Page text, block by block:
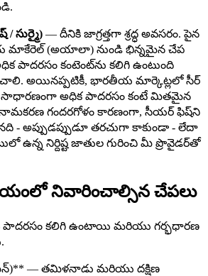
/ సుర్మై) — దీనికి జాగ్రత్తగా శ్రద్ధ అవసరం. పైన
మాకేరెల్ (అయాలా) నుండి భిన్నమైన చేప
పాదరసం కంటెంట్‌ను కలిగి ఉంటుంది
అయినప్పటికీ, భారతీయ మార్కెట్లలో సీర్
సాధారణంగా అధిక పాదరసం కంటే మితమైన
నామకరణ గందరగోళం కారణంగా, సీయర్ ఫిష్‌ని
- అప్పుడప్పుడూ తరచుగా కాకుండా - లేదా
ఉన్న నిర్దిష్ట జాతుల గురించి మీ ప్రొవైడర్‌తో
నివారించాల్సిన చేపలు
పాదరసం కలిగి ఉంటాయి మరియు గర్భధారణ
— తమిళనాడు మరియు దక్షిణ